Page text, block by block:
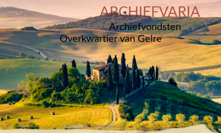
ARCHIEFVARIA
Archiefvondsten
Overkwartier van Gelre